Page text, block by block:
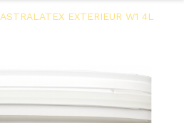
ASTRALATEX EXTERIEUR W1 4L